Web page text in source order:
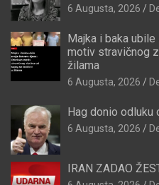
6 Augusta, 2026
Majka i baka
motiv stravičnog
žilama
6 Augusta, 2026
Hag donio odluku
6 Augusta, 2026
IRAN ZADAO